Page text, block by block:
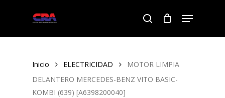
search
Menu
Inicio ELECTRICIDAD
MOTOR LIMPIA
DELANTERO MERCEDES-BENZ VITO BASIC-
KOMBI (639) [A6398200040]